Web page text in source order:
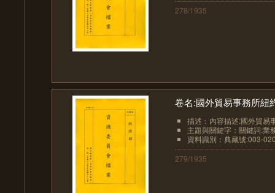
278/1935
卷名:國外貿易事務所紐
描述：內容描述:國外貿易
主題與關鍵字：關鍵詞:業
資料識別：典藏號:003-
279/1935